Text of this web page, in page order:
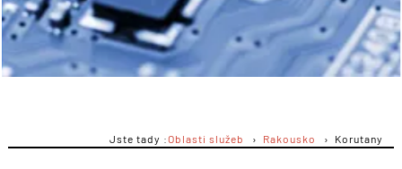
Jste tady :Oblasti služeb Rakousko Korutany